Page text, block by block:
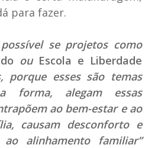
para fazer.
se projetos como
ou Escola e Liberdade
porque esses são temas
forma, alegam essas
ao bem-estar e ao
causam desconforto e
alinhamento familiar”